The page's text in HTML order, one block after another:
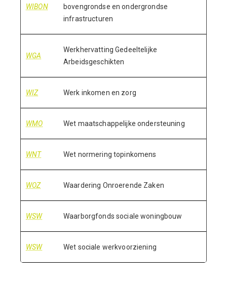
WIBON
bovengrondse en ondergrondse
infrastructuren
WGA
Werkhervatting Gedeeltelijke
Arbeidsgeschikten
WIZ Werk inkomen en zorg
WMO Wet maatschappelijke ondersteuning
WNT Wet normering topinkomens
WOZ Waardering Onroerende Zaken
WSW Waarborgfonds sociale woningbouw
WSW Wet sociale werkvoorziening